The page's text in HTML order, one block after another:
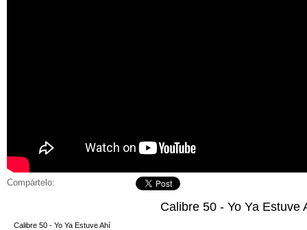
Compártelo:
Calibre 50 - Yo Ya Estuve
Calibre 50 - Yo Ya Estuve Ahí